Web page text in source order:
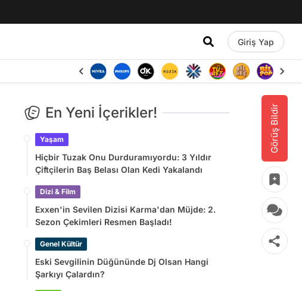
Giriş Yap
Görüş Bildir
En Yeni İçerikler!
Yaşam
Hiçbir Tuzak Onu Durduramıyordu: 3 Yıldır
Çiftçilerin Baş Belası Olan Kedi Yakalandı
Dizi & Film
Exxen'in Sevilen Dizisi Karma'dan Müjde: 2.
Sezon Çekimleri Resmen Başladı!
Genel Kültür
Eski Sevgilinin Düğününde Dj Olsan Hangi
Şarkıyı Çalardın?